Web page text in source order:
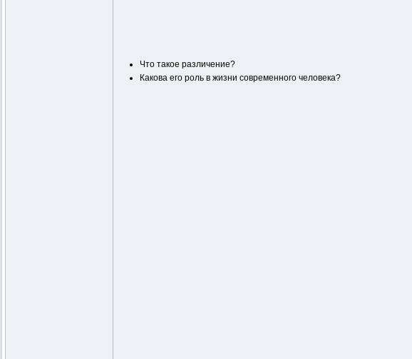
Что такое различение?
Какова его роль в жизни современного человека?